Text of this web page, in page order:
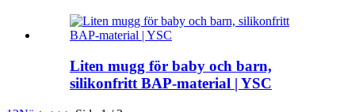
Liten mugg för baby och barn,
silikonfritt BAP-material | YSC